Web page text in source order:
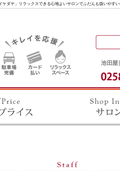
ダヤ」リラックスできる心地よいサロンでふだんも扱いやす